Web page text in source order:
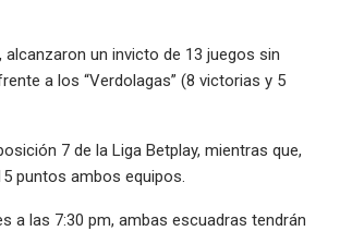
un invicto de 13 juegos sin
a los “Verdolagas” (8 victorias y 5
7 de la Liga Betplay, mientras que,
puntos ambos equipos.
a las 7:30 pm, ambas escuadras tendrán